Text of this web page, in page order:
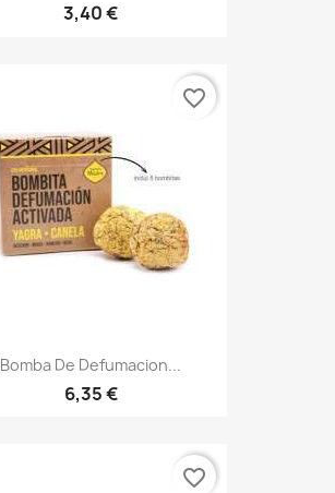
3,40 €
Bomba De Defumacion...
6,35 €
favorite_border
favorite_border